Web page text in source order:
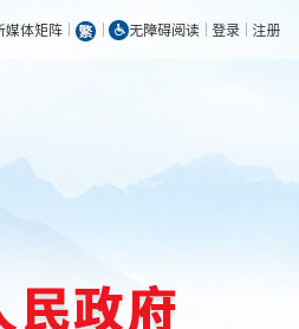
媒体矩阵 无障碍阅读 登录 注册